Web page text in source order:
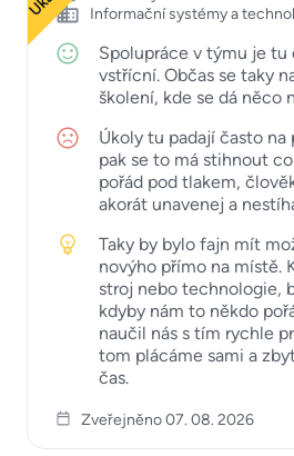
Informační systémy a
Spolupráce v týmu je tu
vstřícní. Občas se taky
školení, kde se dá něco
Úkoly tu padají často na
pak se to má stihnout
pořád pod tlakem,
akorát unavenej a
Taky by bylo fajn mít
novýho přímo na místě.
stroj nebo technologie,
kdyby nám to někdo
naučil nás s tím rychle
tom plácáme sami a
čas.
Zveřejněno 07. 08. 2026